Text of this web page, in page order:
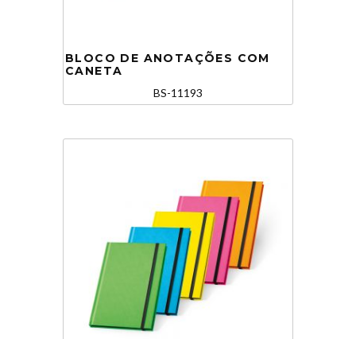
BLOCO DE ANOTAÇÕES COM
CANETA
BS-11193